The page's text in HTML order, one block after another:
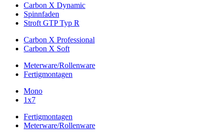
Carbon X Dynamic
Spinnfaden
Stroft GTP Typ R
Carbon X Professional
Carbon X Soft
Meterware/Rollenware
Fertigmontagen
Mono
1x7
Fertigmontagen
Meterware/Rollenware